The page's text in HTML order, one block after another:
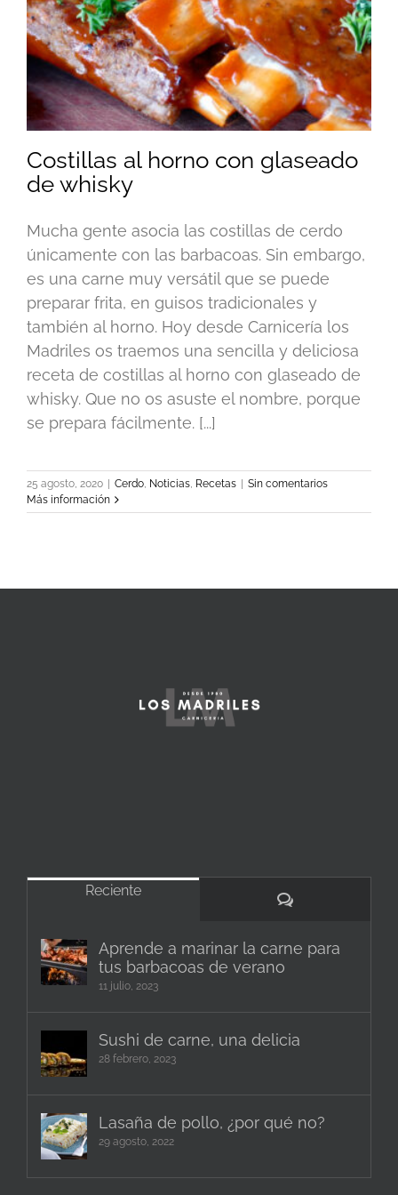
Costillas al horno con glaseado
de whisky
Mucha gente asocia las costillas de cerdo
únicamente con las barbacoas. Sin embargo,
es una carne muy versátil que se puede
preparar frita, en guisos tradicionales y
también al horno. Hoy desde Carnicería los
Madriles os traemos una sencilla y deliciosa
receta de costillas al horno con glaseado de
whisky. Que no os asuste el nombre, porque
se prepara fácilmente. [...]
25 agosto, 2020 Cerdo, Noticias, Recetas
Sin comentarios
Más información
Reciente
Comentarios
Aprende a marinar la carne para
tus barbacoas de verano
11 julio, 2023
Sushi de carne, una delicia
28 febrero, 2023
Lasaña de pollo, ¿por qué no?
29 agosto, 2022